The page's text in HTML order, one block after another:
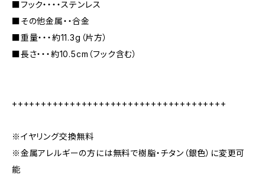
■フック・・・・ステンレス
■その他金属・・合金
■重量・・・約11.3g（片方）
■長さ・・・約10.5cm（フック含む）
+++++++++++++++++++++++++++++++++++++
※イヤリング交換無料
※金属アレルギーの方には無料で樹脂・チタン（銀色）に変更可
能